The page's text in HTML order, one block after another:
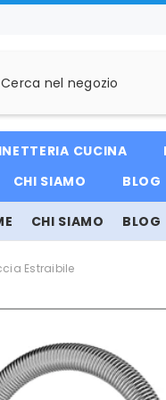
CUCINA
CHI SIAMO BLOG
CHI SIAMO BLOG
Estraibile